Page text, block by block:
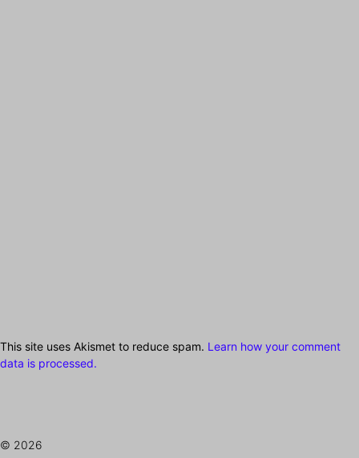
This site uses Akismet to reduce spam. Learn how your comment
data is processed.
© 2026